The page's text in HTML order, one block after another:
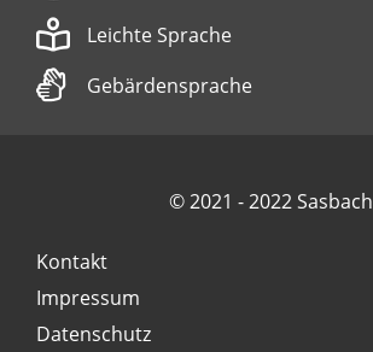
Leichte Sprache
Gebärdensprache
© 2021 - 2022 Sasbach
Kontakt
Impressum
Datenschutz